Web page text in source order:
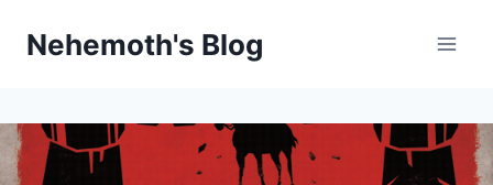
Nehemoth's Blog